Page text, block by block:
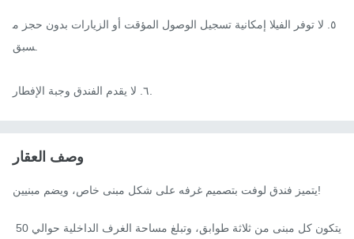
٥. لا توفر الفيلا إمكانية تسجيل الوصول المؤقت أو الزيارات بدون حجز م
سبق.
وصف العقار
يتميز فندق لوفت بتصميم غرفه على شكل مبنى خاص، ويضم مبنيين!